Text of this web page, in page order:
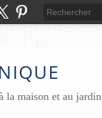
la maison et au jardin